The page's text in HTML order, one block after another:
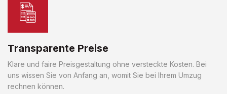
Transparente Preise
Klare und faire Preisgestaltung ohne versteckte Kosten. Bei
uns wissen Sie von Anfang an, womit Sie bei Ihrem Umzug
rechnen können.